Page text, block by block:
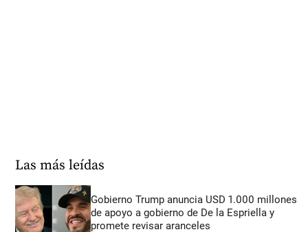
Las más leídas
Gobierno Trump anuncia USD 1.000 millones
de apoyo a gobierno de De la Espriella y
promete revisar aranceles